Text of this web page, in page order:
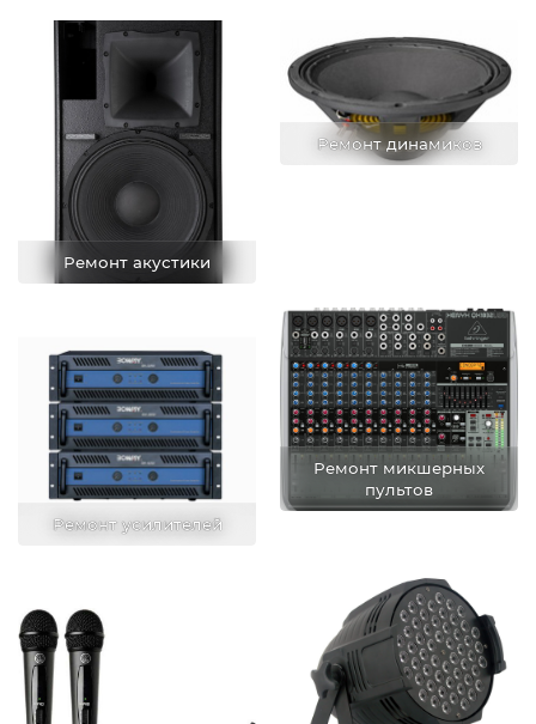
Ремонт акустики
Ремонт динамиков
Ремонт усилителей
Ремонт микшерных
пультов